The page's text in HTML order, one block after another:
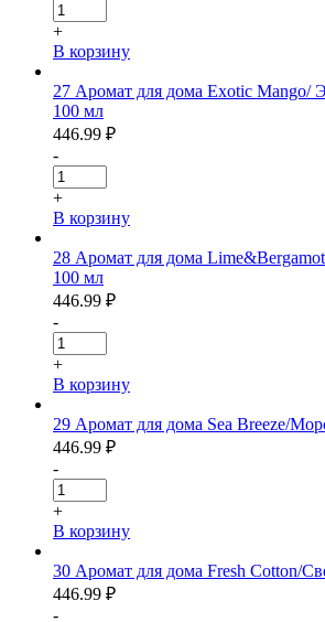
+
В корзину
27 Аромат для дома Exotic Mango/
100 мл
446.99 ₽
-
+
В корзину
28 Аромат для дома
100 мл
446.99 ₽
-
+
В корзину
29 Аромат для дома Sea Breeze/
446.99 ₽
-
+
В корзину
30 Аромат для дома Fresh Cotton/
446.99 ₽
-